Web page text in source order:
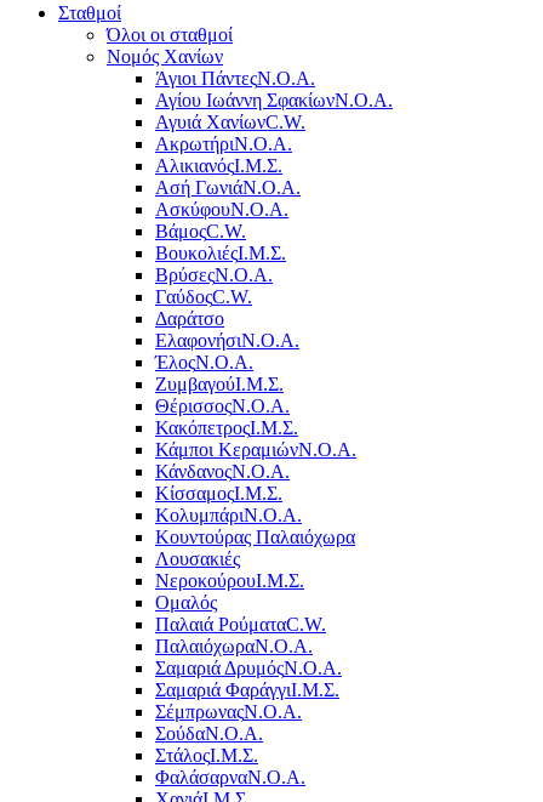
Σταθμοί
Όλοι οι σταθμοί
Νομός Χανίων
Άγιοι ΠάντεςΝ.Ο.Α.
Αγίου Ιωάννη ΣφακίωνΝ.Ο.Α.
Αγυιά ΧανίωνC.W.
ΑκρωτήριΝ.Ο.Α.
ΑλικιανόςΙ.Μ.Σ.
Ασή ΓωνιάΝ.Ο.Α.
ΑσκύφουΝ.Ο.Α.
ΒάμοςC.W.
ΒουκολιέςΙ.Μ.Σ.
ΒρύσεςΝ.Ο.Α.
ΓαύδοςC.W.
Δαράτσο
ΕλαφονήσιΝ.Ο.Α.
ΈλοςΝ.Ο.Α.
ΖυμβαγούΙ.Μ.Σ.
ΘέρισσοςΝ.Ο.Α.
ΚακόπετροςΙ.Μ.Σ.
Κάμποι ΚεραμιώνΝ.Ο.Α.
ΚάνδανοςΝ.Ο.Α.
ΚίσσαμοςΙ.Μ.Σ.
ΚολυμπάριΝ.Ο.Α.
Κουντούρας Παλαιόχωρα
Λουσακιές
ΝεροκούρουΙ.Μ.Σ.
Ομαλός
Παλαιά ΡούματαC.W.
ΠαλαιόχωραΝ.Ο.Α.
Σαμαριά ΔρυμόςΝ.Ο.Α.
Σαμαριά ΦαράγγιΙ.Μ.Σ.
ΣέμπρωναςΝ.Ο.Α.
ΣούδαΝ.Ο.Α.
ΣτάλοςΙ.Μ.Σ.
ΦαλάσαρναΝ.Ο.Α.